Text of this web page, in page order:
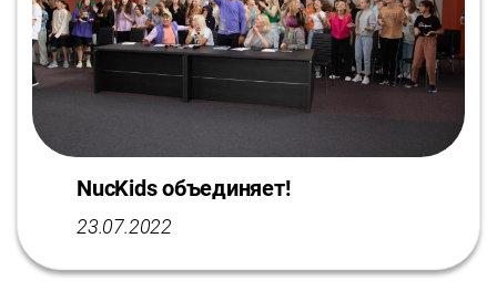
NucKids объединяет!
23.07.2022